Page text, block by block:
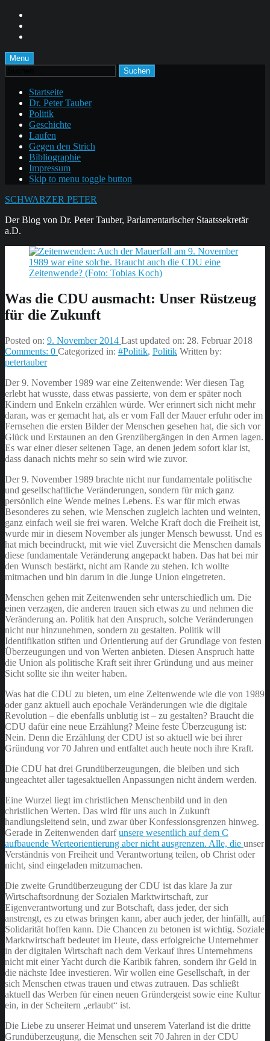
content
footer
Menu
Suchen
nach:
Startseite
Dr. Peter Tauber
Politik
Geschichte
Laufen
Gegen den Strich
Bibliographie
Impressum
Skip to menu toggle button
SCHWARZER PETER
Der Blog von Dr. Peter Tauber, Parlamentarischer Staatssekretär
a.D.
Was die CDU ausmacht: Unser Rüstzeug
für die Zukunft
Posted on: 9. November 2014 Last updated on: 28. Februar 2018
Comments: 0 Categorized in: #Politik, Politik Written by:
petertauber
Der 9. November 1989 war eine Zeitenwende: Wer diesen Tag
erlebt hat wusste, dass etwas passierte, von dem er später noch
Kindern und Enkeln erzählen würde. Wer erinnert sich nicht mehr
daran, was er gemacht hat, als er vom Fall der Mauer erfuhr oder im
Fernsehen die ersten Bilder der Menschen gesehen hat, die sich vor
Glück und Erstaunen an den Grenzübergängen in den Armen lagen.
Es war einer dieser seltenen Tage, an denen jedem sofort klar ist,
dass danach nichts mehr so sein wird wie zuvor.
Der 9. November 1989 brachte nicht nur fundamentale politische
und gesellschaftliche Veränderungen, sondern für mich ganz
persönlich eine Wende meines Lebens. Es war für mich etwas
Besonderes zu sehen, wie Menschen zugleich lachten und weinten,
ganz einfach weil sie frei waren. Welche Kraft doch die Freiheit ist,
wurde mir in diesem November als junger Mensch bewusst. Und es
hat mich beeindruckt, mit wie viel Zuversicht die Menschen damals
diese fundamentale Veränderung angepackt haben. Das hat bei mir
den Wunsch bestärkt, nicht am Rande zu stehen. Ich wollte
mitmachen und bin darum in die Junge Union eingetreten.
Menschen gehen mit Zeitenwenden sehr unterschiedlich um. Die
einen verzagen, die anderen trauen sich etwas zu und nehmen die
Veränderung an. Politik hat den Anspruch, solche Veränderungen
nicht nur hinzunehmen, sondern zu gestalten. Politik will
Identifikation stiften und Orientierung auf der Grundlage von festen
Überzeugungen und von Werten anbieten. Diesen Anspruch hatte
die Union als politische Kraft seit ihrer Gründung und aus meiner
Sicht sollte sie ihn weiter haben.
Was hat die CDU zu bieten, um eine Zeitenwende wie die von 1989
oder ganz aktuell auch epochale Veränderungen wie die digitale
Revolution – die ebenfalls unblutig ist – zu gestalten? Braucht die
CDU dafür eine neue Erzählung? Meine feste Überzeugung ist:
Nein. Denn die Erzählung der CDU ist so aktuell wie bei ihrer
Gründung vor 70 Jahren und entfaltet auch heute noch ihre Kraft.
Die CDU hat drei Grundüberzeugungen, die bleiben und sich
ungeachtet aller tagesaktuellen Anpassungen nicht ändern werden.
Eine Wurzel liegt im christlichen Menschenbild und in den
christlichen Werten. Das wird für uns auch in Zukunft
handlungsleitend sein, und zwar über Konfessionsgrenzen hinweg.
Gerade in Zeitenwenden darfunsere wesentlich auf dem C
aufbauende Werteorientierung aber nicht ausgrenzen. Alle, die unser
Verständnis von Freiheit und Verantwortung teilen, ob Christ oder
nicht, sind eingeladen mitzumachen.
Die zweite Grundüberzeugung der CDU ist das klare Ja zur
Wirtschaftsordnung der Sozialen Marktwirtschaft, zur
Eigenverantwortung und zur Botschaft, dass jeder, der sich
anstrengt, es zu etwas bringen kann, aber auch jeder, der hinfällt, auf
Solidarität hoffen kann. Die Chancen zu betonen ist wichtig. Soziale
Marktwirtschaft bedeutet im Heute, dass erfolgreiche Unternehmer
in der digitalen Wirtschaft nach dem Verkauf ihres Unternehmens
nicht mit einer Yacht durch die Karibik fahren, sondern ihr Geld in
die nächste Idee investieren. Wir wollen eine Gesellschaft, in der
sich Menschen etwas trauen und etwas zutrauen. Das schließt
aktuell das Werben für einen neuen Gründergeist sowie eine Kultur
ein, in der Scheitern „erlaubt“ ist.
Die Liebe zu unserer Heimat und unserem Vaterland ist die dritte
Grundüberzeugung, die Menschen seit 70 Jahren in der CDU